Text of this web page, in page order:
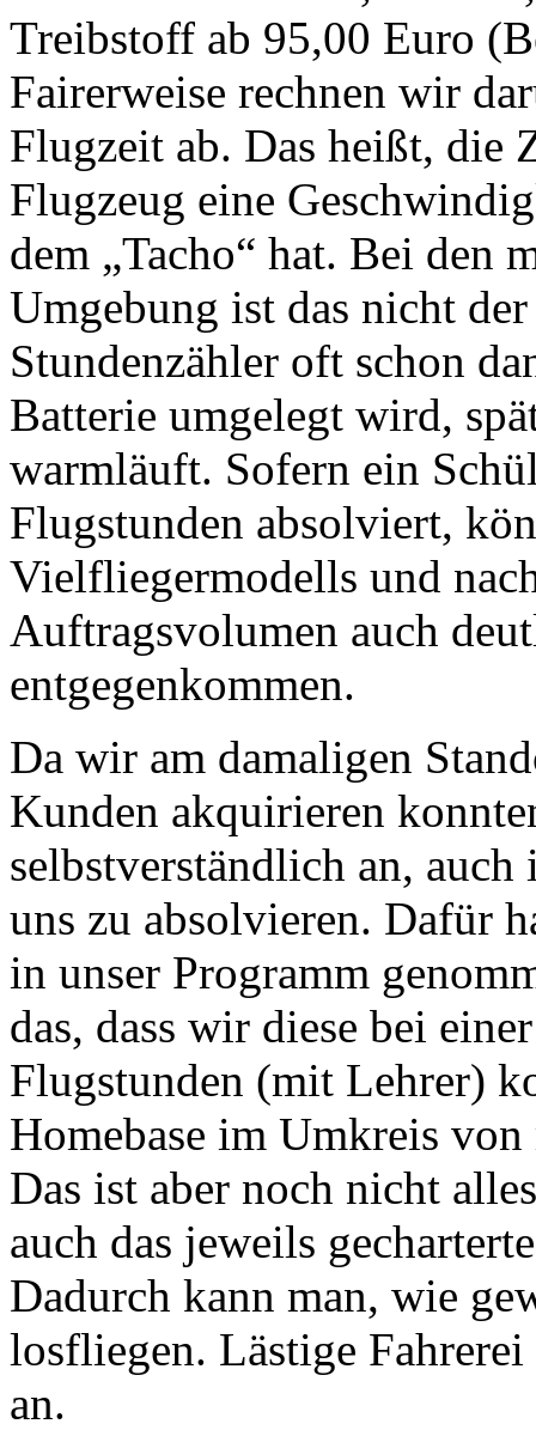
Treibstoff ab 95,00 Euro
Fairerweise rechnen wir
Flugzeit ab. Das heißt, die
Flugzeug eine
dem „Tacho“ hat. Bei den
Umgebung ist das nicht
Stundenzähler oft schon
Batterie umgelegt wird,
warmläuft. Sofern ein
Flugstunden absolviert,
Vielfliegermodells und
Auftragsvolumen auch
entgegenkommen.
Da wir am damaligen
Kunden akquirieren
selbstverständlich an,
uns zu absolvieren. Dafür
in unser Programm
das, dass wir diese bei
Flugstunden (mit Lehrer)
Homebase im Umkreis
Das ist aber noch nicht
auch das jeweils
Dadurch kann man, wie
losfliegen. Lästige
an.